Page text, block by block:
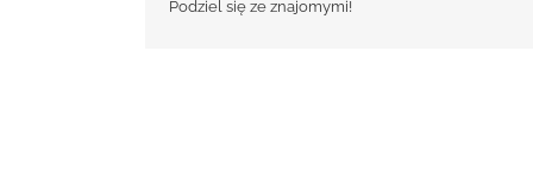
Podziel się ze znajomymi!